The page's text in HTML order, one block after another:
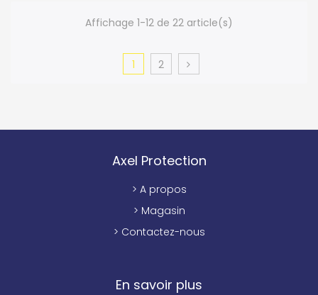
Affichage 1-12 de 22 article(s)
1 2
Axel Protection
> A propos
> Magasin
> Contactez-nous
En savoir plus